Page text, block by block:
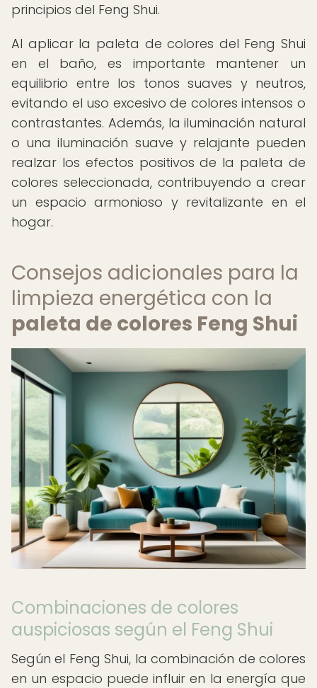
principios del Feng Shui.
Al aplicar la paleta de colores del Feng Shui
en el baño, es importante mantener un
equilibrio entre los tonos suaves y neutros,
evitando el uso excesivo de colores intensos o
contrastantes. Además, la iluminación natural
o una iluminación suave y relajante pueden
realzar los efectos positivos de la paleta de
colores seleccionada, contribuyendo a crear
un espacio armonioso y revitalizante en el
hogar.
Consejos adicionales para la
limpieza energética con la
paleta de colores Feng Shui
Combinaciones de colores
auspiciosas según el Feng Shui
Según el Feng Shui, la combinación de colores
en un espacio puede influir en la energía que